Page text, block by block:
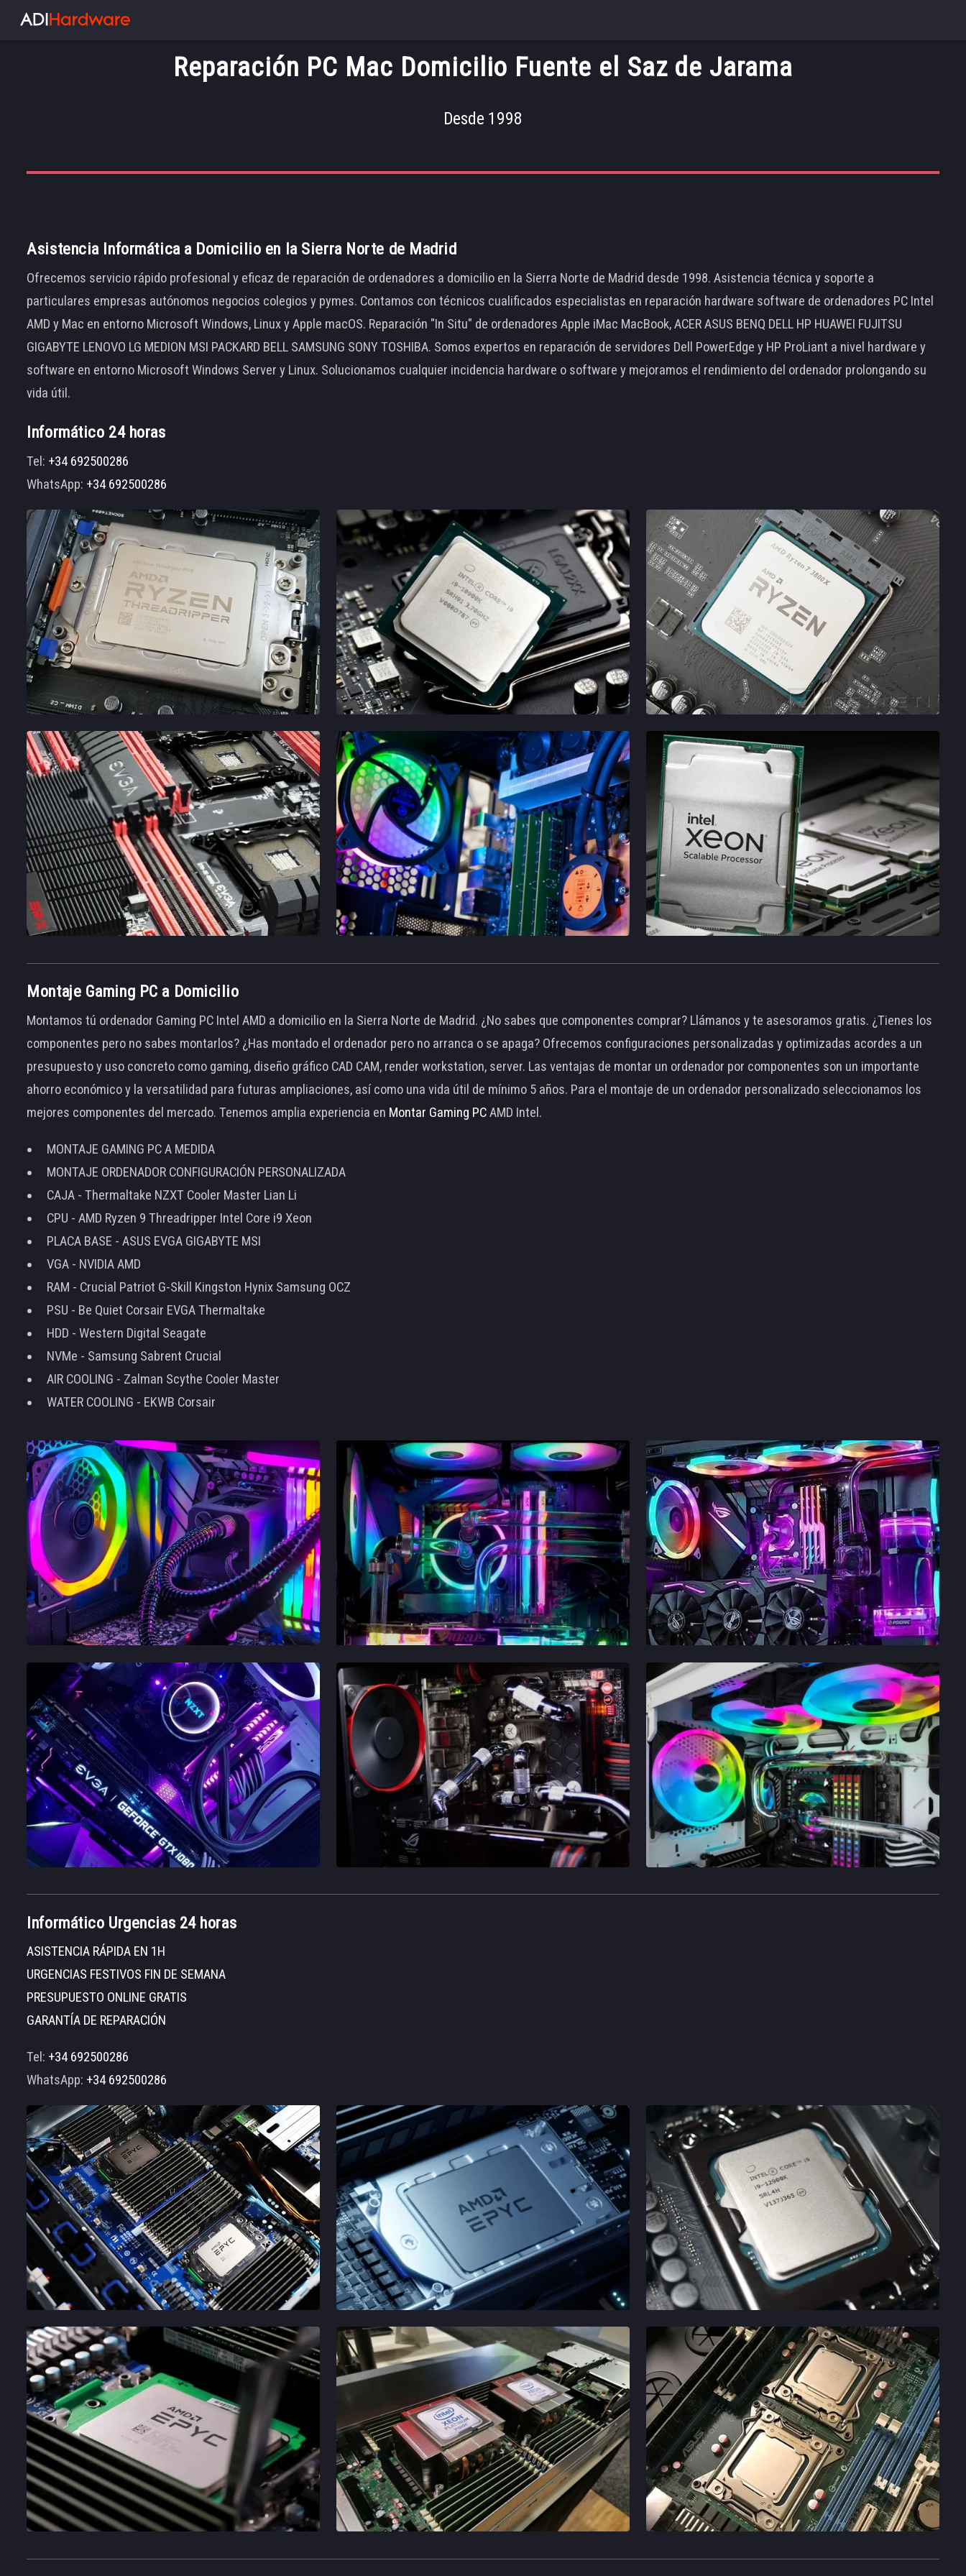
Reparación PC Mac Domicilio Fuente el Saz de Jarama
Desde 1998
Asistencia Informática a Domicilio en la Sierra Norte de Madrid
Ofrecemos servicio rápido profesional y eficaz de reparación de ordenadores a domicilio en la Sierra Norte de Madrid desde 1998. Asistencia técnica y soporte a
particulares empresas autónomos negocios colegios y pymes. Contamos con técnicos cualificados especialistas en reparación hardware software de ordenadores PC Intel
AMD y Mac en entorno Microsoft Windows, Linux y Apple macOS. Reparación "In Situ" de ordenadores Apple iMac MacBook, ACER ASUS BENQ DELL HP HUAWEI FUJITSU
GIGABYTE LENOVO LG MEDION MSI PACKARD BELL SAMSUNG SONY TOSHIBA. Somos expertos en reparación de servidores Dell PowerEdge y HP ProLiant a nivel hardware y
software en entorno Microsoft Windows Server y Linux. Solucionamos cualquier incidencia hardware o software y mejoramos el rendimiento del ordenador prolongando su
vida útil.
Informático 24 horas
Tel: +34 692500286
WhatsApp: +34 692500286
Montaje Gaming PC a Domicilio
Montamos tú ordenador Gaming PC Intel AMD a domicilio en la Sierra Norte de Madrid. ¿No sabes que componentes comprar? Llámanos y te asesoramos gratis. ¿Tienes los
componentes pero no sabes montarlos? ¿Has montado el ordenador pero no arranca o se apaga? Ofrecemos configuraciones personalizadas y optimizadas acordes a un
presupuesto y uso concreto como gaming, diseño gráfico CAD CAM, render workstation, server. Las ventajas de montar un ordenador por componentes son un importante
ahorro económico y la versatilidad para futuras ampliaciones, así como una vida útil de mínimo 5 años. Para el montaje de un ordenador personalizado seleccionamos los
mejores componentes del mercado. Tenemos amplia experiencia en Montar Gaming PCAMD Intel.
MONTAJE GAMING PC A MEDIDA
MONTAJE ORDENADOR CONFIGURACIÓN PERSONALIZADA
CAJA - Thermaltake NZXT Cooler Master Lian Li
CPU - AMD Ryzen 9 Threadripper Intel Core i9 Xeon
PLACA BASE - ASUS EVGA GIGABYTE MSI
VGA - NVIDIA AMD
RAM - Crucial Patriot G-Skill Kingston Hynix Samsung OCZ
PSU - Be Quiet Corsair EVGA Thermaltake
HDD - Western Digital Seagate
NVMe - Samsung Sabrent Crucial
AIR COOLING - Zalman Scythe Cooler Master
WATER COOLING - EKWB Corsair
Informático Urgencias 24 horas
ASISTENCIA RÁPIDA EN 1H
URGENCIAS FESTIVOS FIN DE SEMANA
PRESUPUESTO ONLINE GRATIS
GARANTÍA DE REPARACIÓN
Tel: +34 692500286
WhatsApp: +34 692500286